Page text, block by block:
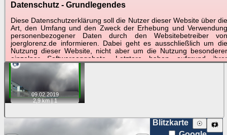
Datenschutz - Grundlegendes
Diese Datenschutzerklärung soll die Nutzer dieser Website über die
Art, den Umfang und den Zweck der Erhebung und Verwendung
personenbezogener Daten durch den Websitebetreiber von
joerglorenz.de informieren. Dabei geht es ausschließlich um die
Nutzung dieser Website, nicht aber um die Nutzung besonderer
einzelner Softwareangebote. Letztere haben aufgrund ihrer
Funktionen Besonderheiten, so dass verschiedene Daten
gespeichert werden müssen, die für das Funktionieren erforderlich
sind. Hier ist es wichtig, dass Sie selbst zum Testen dieser
Funktionen möglichst erfundene Daten verwenden. Ansonsten wird
auf die spezifischen Besonderheiten beim jeweiligen Angebot
gesondert hingewiesen.
Generell gilt: Wenn Sie ein Angebot bei den Add-Ins nutzen, bei
dem Daten übertragen werden, werden diese Daten auf dem
Tipp:Auf der Karte beim Einzelfoto können
Sie auf ihre Position tippen und sehen, wie
weit die gewählte Position zu den Blitzen auf dem Foto bzw.
im Video entfernt ist. Quelle der Blitzdaten:
kachelmannwetter. Doppelklick auf Thumb zum Anzeigen.
📷
09.02. 2019
2,9 km |1
Blitzkarte 🗱
☉